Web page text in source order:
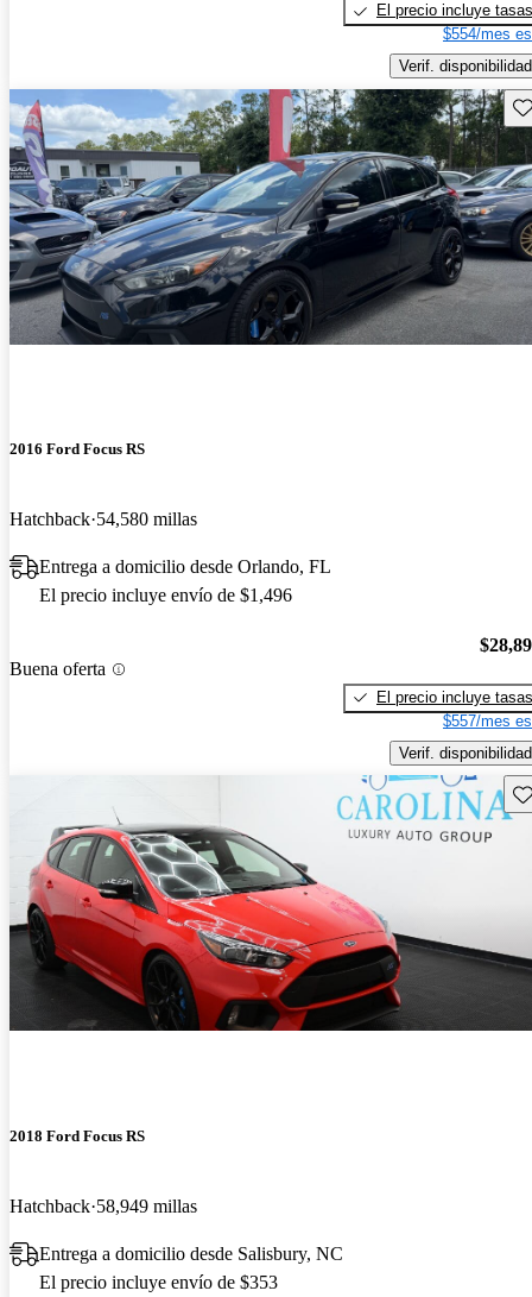
El precio incluye tasas
$554/mes
Verif. disponibilidad
2016 Ford Focus RS
Hatchback 54,580 millas
Entrega a domicilio desde Orlando, FL
El precio incluye envío de $1,496
Buena oferta
El precio incluye tasas
$557/mes
Verif. disponibilidad
2018 Ford Focus RS
Hatchback 58,949 millas
Entrega a domicilio desde Salisbury, NC
El precio incluye envío de $353